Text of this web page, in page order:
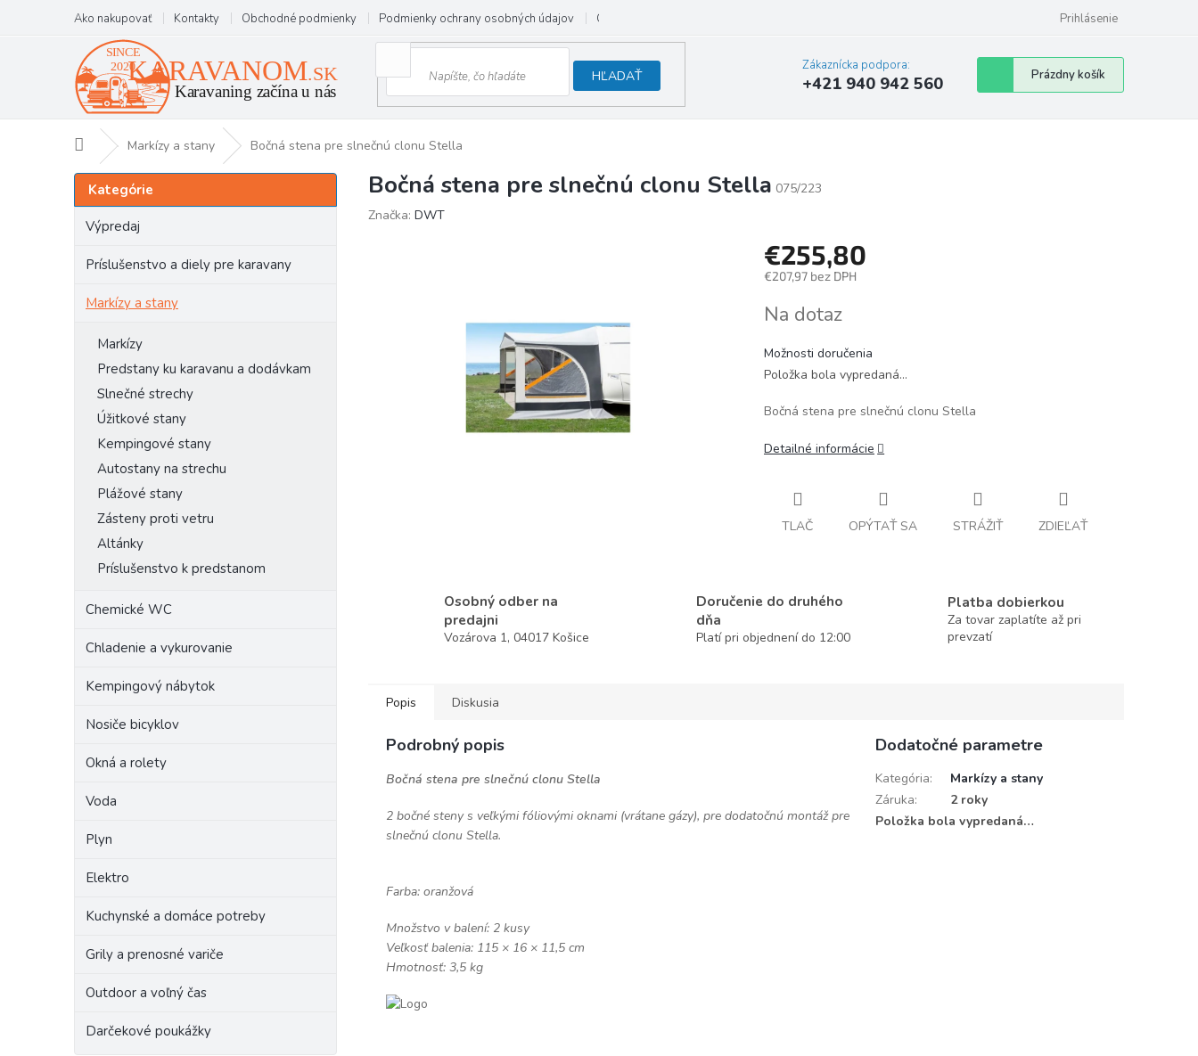
obsah
Ako nakupovať Kontakty Obchodné podmienky Podmienky ochrany osobných údajov Odstúpenie od zmluvy Prihlásenie
HĽADAŤ
Zákaznícka podpora:
+421 940 942 560
Nákupný
košík
Prázdny košík
DomovMarkízy a stany Bočná stena pre slnečnú clonu Stella
B
o
Preskočiť
kategórie
Kategórie
Výpredaj
Príslušenstvo a diely pre karavany
Markízy a stany
Markízy
Predstany ku karavanu a dodávkam
Slnečné strechy
Úžitkové stany
Kempingové stany
Autostany na strechu
Plážové stany
Zásteny proti vetru
Altánky
Príslušenstvo k predstanom
Chemické WC
Chladenie a vykurovanie
Kempingový nábytok
Nosiče bicyklov
Okná a rolety
Voda
Plyn
Elektro
Kuchynské a domáce potreby
Grily a prenosné variče
Outdoor a voľný čas
Darčekové poukážky
Bočná stena pre slnečnú clonu Stella 075/223
Značka: DWT
€255,80
€207,97 bez DPH
cena:
Na dotaz
Možnosti doručenia
Položka bola vypredaná…
Bočná stena pre slnečnú clonu Stella
Detailné informácie
TLAČ OPÝTAŤ SA STRÁŽIŤ ZDIEĽAŤ
Osobný odber na
predajni
Vozárova 1, 04017 Košice
Doručenie do druhého
dňa
Platí pri objednení do 12:00
Platba dobierkou
Za tovar zaplatíte až pri
prevzatí
Popis Diskusia
Podrobný popis
Bočná stena pre slnečnú clonu Stella
2 bočné steny s veľkými fóliovými oknami (vrátane gázy), pre dodatočnú montáž pre
slnečnú clonu Stella.
Farba: oranžová
Množstvo v balení: 2 kusy
Veľkosť balenia: 115 × 16 × 11,5 cm
Hmotnosť: 3,5 kg
Dodatočné parametre
Kategória:
Markízy a stany
Záruka:
2 roky
Položka bola vypredaná…